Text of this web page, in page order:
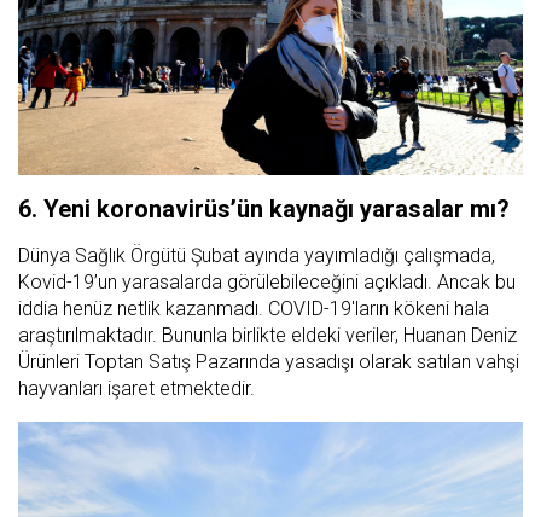
6. Yeni koronavirüs’ün kaynağı yarasalar mı?
Dünya Sağlık Örgütü Şubat ayında yayımladığı çalışmada,
Kovid-19’un yarasalarda görülebileceğini açıkladı. Ancak bu
iddia henüz netlik kazanmadı. COVID-19'ların kökeni hala
araştırılmaktadır. Bununla birlikte eldeki veriler, Huanan Deniz
Ürünleri Toptan Satış Pazarında yasadışı olarak satılan vahşi
hayvanları işaret etmektedir.